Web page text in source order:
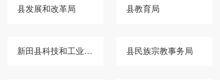
县发展和改革局 县教育局
新田县科技和工业信息化局 县民族宗教事务局